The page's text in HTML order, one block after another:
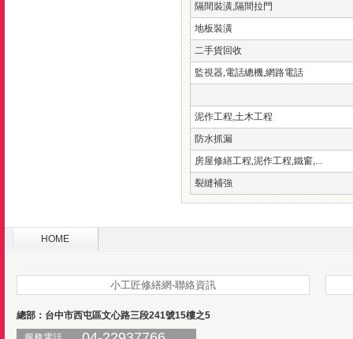
隔間裝潢,隔間拉門
地板裝潢
二手貨回收
監視器,電話總機,網路電話
泥作工程,土木工程
防水抓漏
房屋修繕工程,泥作工程,鐵窗,...
裂縫補強
HOME
小工匠修繕網-聯絡資訊
總部：台中市西屯區文心路三段241號15樓之5